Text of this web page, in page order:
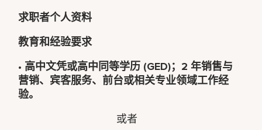
求职者个人资料
教育和经验要求
• 高中文凭或高中同等学历 (GED)；2 年销售与
营销、宾客服务、前台或相关专业领域工作经
验。
或者